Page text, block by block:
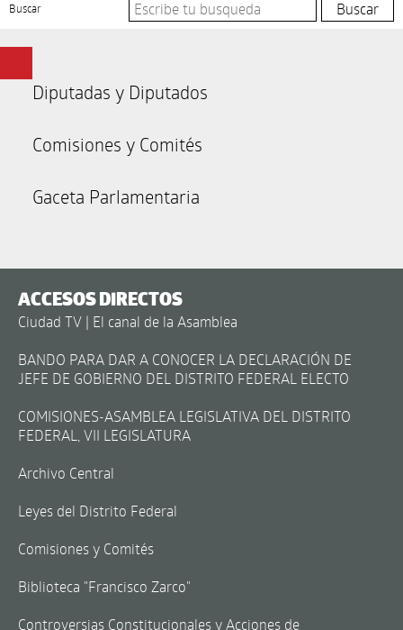
Buscar
Diputadas y Diputados
Comisiones y Comités
Gaceta Parlamentaria
ACCESOS DIRECTOS
Ciudad TV | El canal de la Asamblea
BANDO PARA DAR A CONOCER LA DECLARACIÓN DE
JEFE DE GOBIERNO DEL DISTRITO FEDERAL ELECTO
COMISIONES-ASAMBLEA LEGISLATIVA DEL DISTRITO
FEDERAL, VII LEGISLATURA
Archivo Central
Leyes del Distrito Federal
Comisiones y Comités
Biblioteca "Francisco Zarco"
Controversias Constitucionales y Acciones de